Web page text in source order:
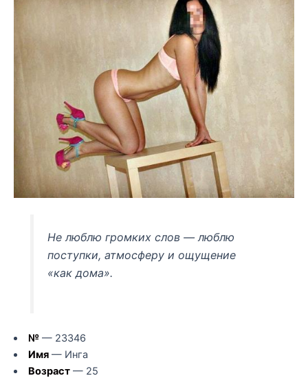
Не люблю громких слов — люблю
поступки, атмосферу и ощущение
«как дома».
№— 23346
Имя— Инга
Возраст— 25